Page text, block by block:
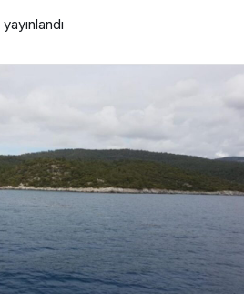
yayınlandı